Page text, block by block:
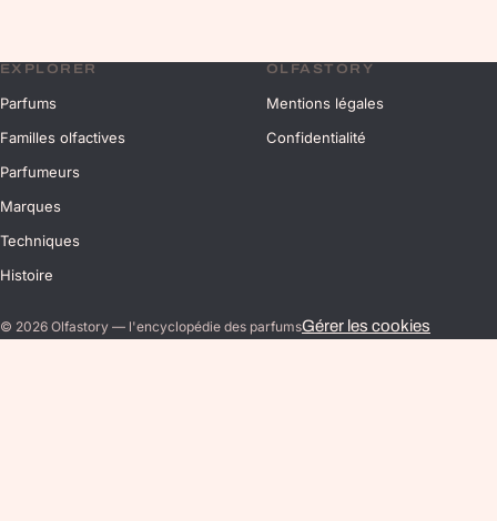
EXPLORER
Parfums
Familles olfactives
Parfumeurs
Marques
Techniques
Histoire
OLFASTORY
Mentions légales
Confidentialité
© 2026 Olfastory — l'encyclopédie des parfumsGérer les cookies